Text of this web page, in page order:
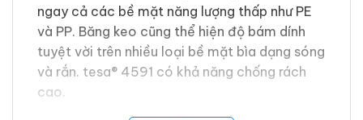
ngay cả các bề mặt năng lượng thấp như PE
và PP. Băng keo cũng thể hiện độ bám dính
tuyệt vời trên nhiều loại bề mặt bìa dạng sóng
và rắn. tesa® 4591 có khả năng chống rách
cao.